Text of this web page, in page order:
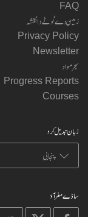
FAQ
زمین دے ٹوٹے دا نقشہ
Privacy Policy
Newsletter
سجر مواد
Progress Reports
Courses
زبان تبدیل کرو
ساڈے مغر آؤ
on
on